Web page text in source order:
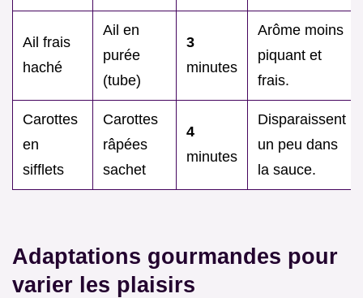
Ail frais
haché
Ail en
purée
(tube)
3
minutes
Arôme moins
piquant et
frais.
Carottes
en
sifflets
Carottes
râpées
sachet
4
minutes
Disparaissent
un peu dans
la sauce.
Adaptations gourmandes pour
varier les plaisirs